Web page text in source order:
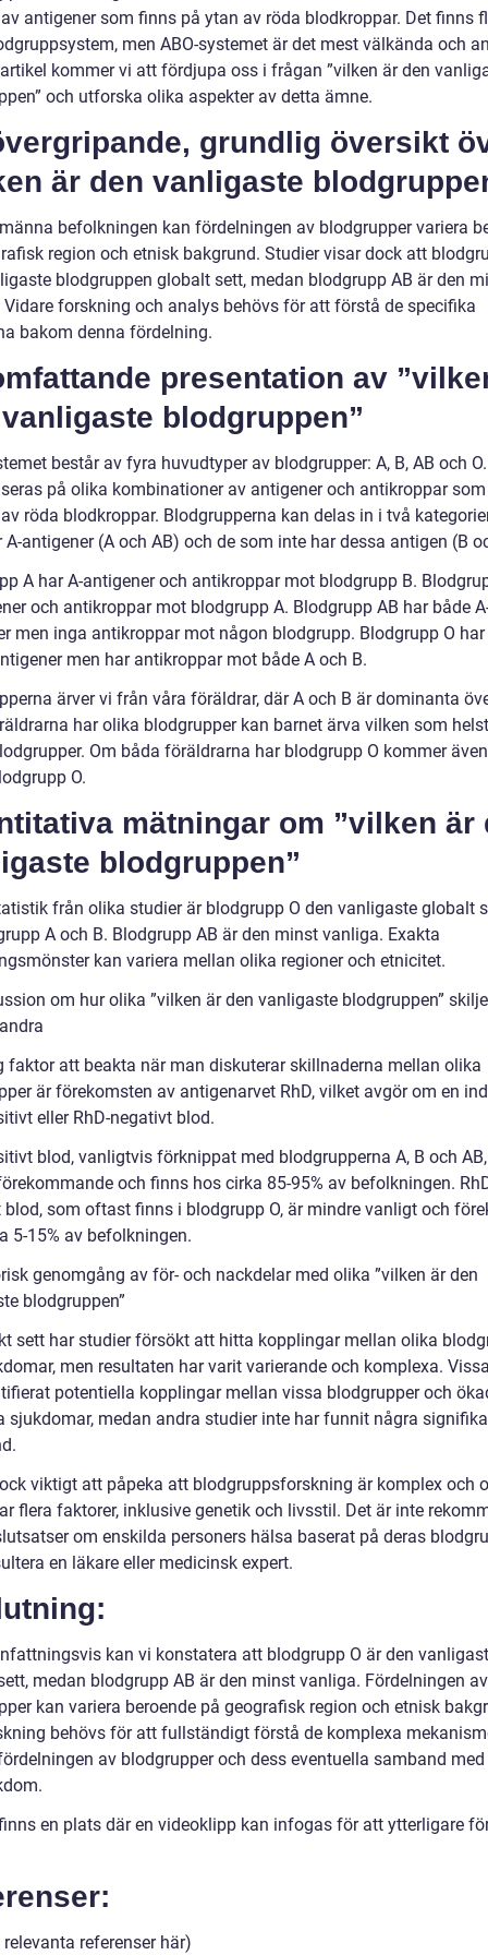
antigener som finns på ytan av röda blodkroppar. Det finns
men ABO-systemet är det mest välkända och
kommer vi att fördjupa oss i frågan ”vilken är den
och utforska olika aspekter av detta ämne.
grundlig översikt
är den vanligaste
befolkningen kan fördelningen av blodgrupper variera
region och etnisk bakgrund. Studier visar dock att
blodgruppen globalt sett, medan blodgrupp AB är den
forskning och analys behövs för att förstå de specifika
bakom denna fördelning.
presentation av
blodgruppen”
består av fyra huvudtyper av blodgrupper: A, B, AB och
på olika kombinationer av antigener och antikroppar
röda blodkroppar. Blodgrupperna kan delas in i två
A-antigener (A och AB) och de som inte har dessa antigen (B
A har A-antigener och antikroppar mot blodgrupp B.
och antikroppar mot blodgrupp A. Blodgrupp AB har både
men inga antikroppar mot någon blodgrupp. Blodgrupp O har
men har antikroppar mot både A och B.
ärver vi från våra föräldrar, där A och B är dominanta
har olika blodgrupper kan barnet ärva vilken som
Om båda föräldrarna har blodgrupp O kommer
O.
mätningar om ”vilken är
blodgruppen”
från olika studier är blodgrupp O den vanligaste globalt
A och B. Blodgrupp AB är den minst vanliga. Exakta
kan variera mellan olika regioner och etnicitet.
om hur olika ”vilken är den vanligaste blodgruppen”
faktor att beakta när man diskuterar skillnaderna mellan olika
är förekomsten av antigenarvet RhD, vilket avgör om en
eller RhD-negativt blod.
blod, vanligtvis förknippat med blodgrupperna A, B och
och finns hos cirka 85-95% av befolkningen.
blod, som oftast finns i blodgrupp O, är mindre vanligt och
5-15% av befolkningen.
genomgång av för- och nackdelar med olika ”vilken är den
blodgruppen”
sett har studier försökt att hitta kopplingar mellan olika
men resultaten har varit varierande och komplexa.
potentiella kopplingar mellan vissa blodgrupper och
sjukdomar, medan andra studier inte har funnit några
viktigt att påpeka att blodgruppsforskning är komplex och
flera faktorer, inklusive genetik och livsstil. Det är inte
om enskilda personers hälsa baserat på deras
en läkare eller medicinsk expert.
kan vi konstatera att blodgrupp O är den
medan blodgrupp AB är den minst vanliga. Fördelningen av
kan variera beroende på geografisk region och etnisk
behövs för att fullständigt förstå de komplexa
av blodgrupper och dess eventuella samband
en plats där en videoklipp kan infogas för att ytterligare
referenser här)